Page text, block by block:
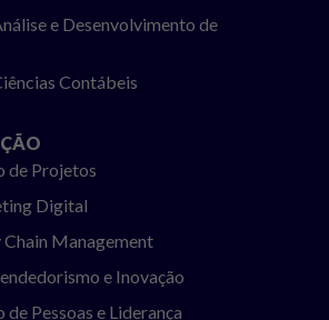
e Desenvolvimento de
Contábeis
de Projetos
Digital
Management
e Inovação
Pessoas e Liderança